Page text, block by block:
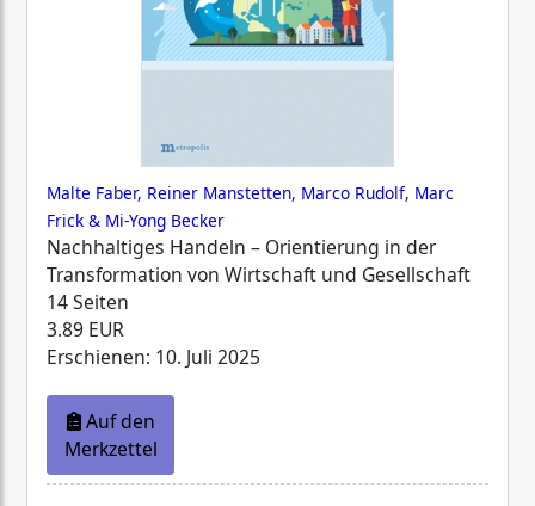
Malte Faber, Reiner Manstetten, Marco Rudolf, Marc
Frick & Mi-Yong Becker
Nachhaltiges Handeln – Orientierung in der
Transformation von Wirtschaft und Gesellschaft
14 Seiten
3.89 EUR
Erschienen: 10. Juli 2025
Auf den
Merkzettel